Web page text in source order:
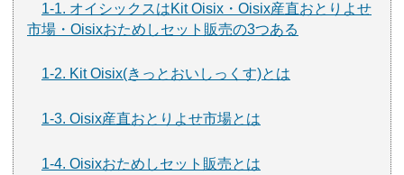
1-1. オイシックスはKit Oisix・Oisix産直おとりよせ
市場・Oisixおためしセット販売の3つある
1-2. Kit Oisix(きっとおいしっくす)とは
1-3. Oisix産直おとりよせ市場とは
1-4. Oisixおためしセット販売とは